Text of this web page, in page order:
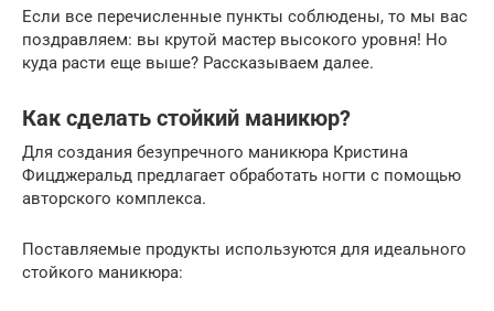
Если все перечисленные пункты соблюдены, то мы вас
поздравляем: вы крутой мастер высокого уровня! Но
куда расти еще выше? Рассказываем далее.
Как сделать стойкий маникюр?
Для создания безупречного маникюра Кристина
Фицджеральд предлагает обработать ногти с помощью
авторского комплекса.
Поставляемые продукты используются для идеального
стойкого маникюра: